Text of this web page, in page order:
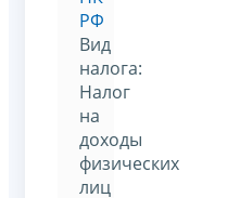
РФ
Вид
налога:
Налог
на
доходы
физических
лиц